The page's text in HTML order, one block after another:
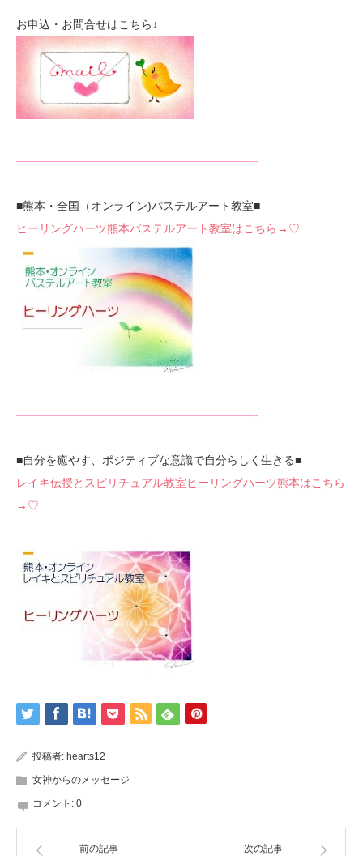
お申込・お問合せはこちら↓
—————————————————————-
■熊本・全国（オンライン)パステルアート教室■
ヒーリングハーツ熊本パステルアート教室はこちら→♡
—————————————————————-
■自分を癒やす、ポジティブな意識で自分らしく生きる■
レイキ伝授とスピリチュアル教室ヒーリングハーツ熊本はこちら
→♡
投稿者: hearts12
女神からのメッセージ
コメント: 0
前の記事 次の記事